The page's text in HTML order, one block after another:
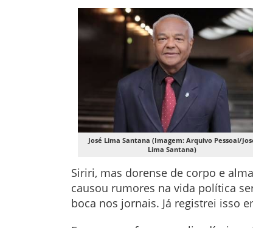
José Lima Santana (Imagem: Arquivo Pessoal/
Lima Santana)
Siriri, mas dorense de corpo e
causou rumores na vida política
boca nos jornais. Já registrei isso